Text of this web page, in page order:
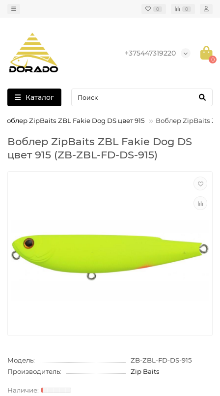
0 0
+375447319220
0
Каталог
Воблер ZipBaits ZBL Fakie Dog DS цвет 915 Воблер ZipBaits
Воблер ZipBaits ZBL Fakie Dog DS
цвет 915 (ZB-ZBL-FD-DS-915)
Модель:
ZB-ZBL-FD-DS-915
Производитель:
Zip Baits